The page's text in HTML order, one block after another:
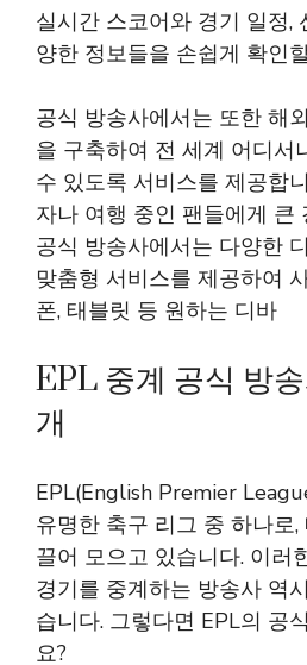
실시간 스코어와 경기 일정,
양한 정보들을 손쉽게 확인
공식 방송사에서는 또한 해
을 구축하여 전 세계 어디서
수 있도록 서비스를 제공합
자나 여행 중인 팬들에게 큰
공식 방송사에서는 다양한
맞춤형 서비스를 제공하여
폰, 태블릿 등 원하는 디바
EPL 중계 공식 방
개
EPL(English Premier
유명한 축구 리그 중 하나로
끌어 모으고 있습니다. 이러
경기를 중계하는 방송사 역
습니다. 그렇다면 EPL의 공
요?